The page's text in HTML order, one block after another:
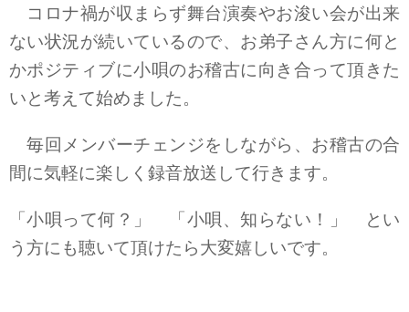
コロナ禍が収まらず舞台演奏やお浚い会が出来
ない状況が続いているので、お弟子さん方に何と
かポジティブに小唄のお稽古に向き合って頂きた
いと考えて始めました。
毎回メンバーチェンジをしながら、お稽古の合
間に気軽に楽しく録音放送して行きます。
「小唄って何？」 「小唄、知らない！」 とい
う方にも聴いて頂けたら大変嬉しいです。